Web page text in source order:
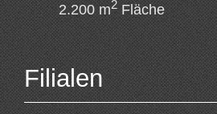
2.200 m2 Fläche
Filialen